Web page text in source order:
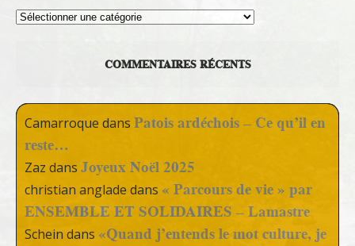
Thèmes
COMMENTAIRES RÉCENTS
Camarroque dans Patois ardéchois – Ce qu’il en
reste…
Zaz dans Joyeux Noël 2025
christian anglade dans « Parcours de vie » par
ENSEMBLE ET SOLIDAIRES – Lamastre
Schein dans «Quand j’entends le mot culture, je